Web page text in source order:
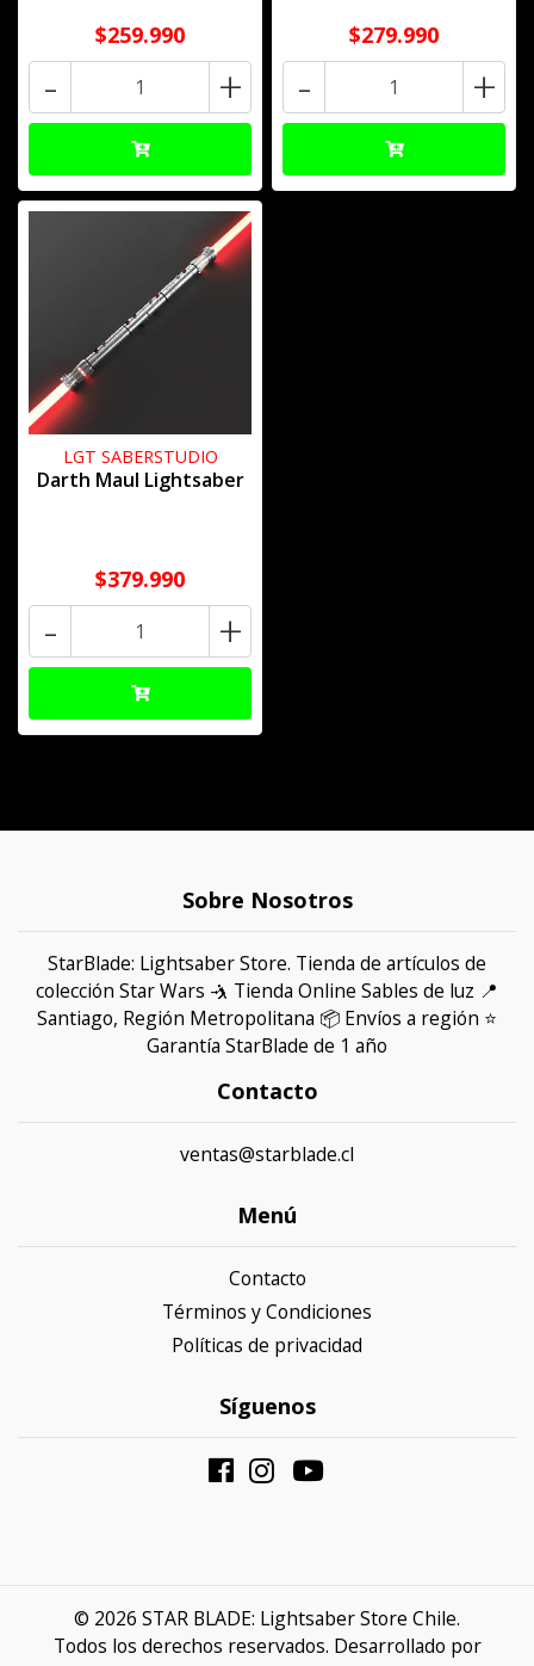
$259.990
+
-
$279.990
+
-
LGT SABERSTUDIO
Darth Maul Lightsaber
$379.990
+
-
Sobre Nosotros
StarBlade: Lightsaber Store. Tienda de artículos de
colección Star Wars 🤺 Tienda Online Sables de luz 📍
Santiago, Región Metropolitana 📦 Envíos a región ⭐
Garantía StarBlade de 1 año
Contacto
ventas@starblade.cl
Menú
Contacto
Términos y Condiciones
Políticas de privacidad
Síguenos
© 2026 STAR BLADE: Lightsaber Store Chile.
Todos los derechos reservados. Desarrollado por